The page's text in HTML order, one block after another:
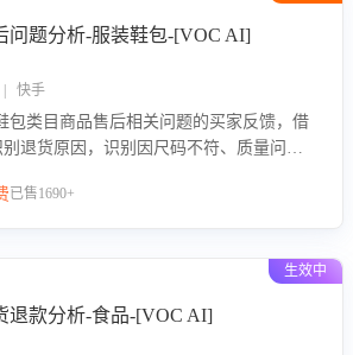
问题分析-服装鞋包-[VOC AI]
快手
包类目商品售后相关问题的买家反馈，借
退货原因，识别因尺码不符、质量问题
，实现销售额的显著提升。
已售1690+
生效中
退款分析-食品-[VOC AI]